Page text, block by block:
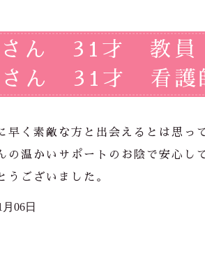
さん 31才 教員
さん 31才 看護
早く素敵な方と出会えるとは思っ
の温かいサポートのお陰で安心し
うございました。
06日